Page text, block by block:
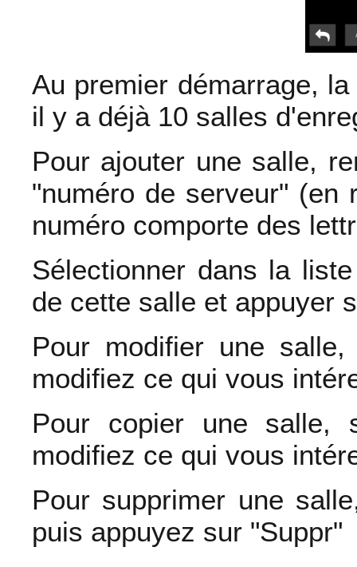
Au premier démarrage,
il y a déjà 10 salles
Pour ajouter une salle,
"numéro de serveur" (en
numéro comporte des
Sélectionner dans la
de cette salle et appuyer
Pour modifier une
modifiez ce qui vous
Pour copier une salle,
modifiez ce qui vous
Pour supprimer une
puis appuyez sur "Suppr"